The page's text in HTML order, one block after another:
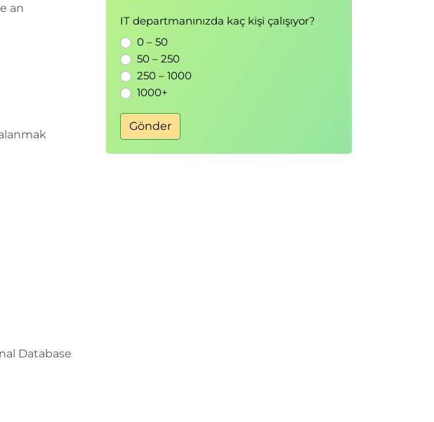
an
Database
IT departmanınızda kaç kişi çalışıyor?
0 – 50
50 – 250
250 – 1000
1000+
Gönder